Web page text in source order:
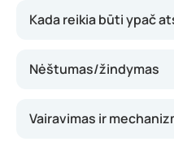
Kada reikia būti ypač
Nėštumas/žindymas
Vairavimas ir